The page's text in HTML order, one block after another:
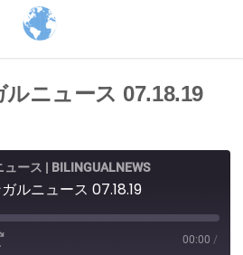
ニュース 07.18.19
ース | BILINGUALNEWS
ルニュース 07.18.19
00:00 /